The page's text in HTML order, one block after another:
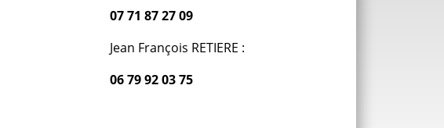
07 71 87 27 09
Jean François RETIERE :
06 79 92 03 75